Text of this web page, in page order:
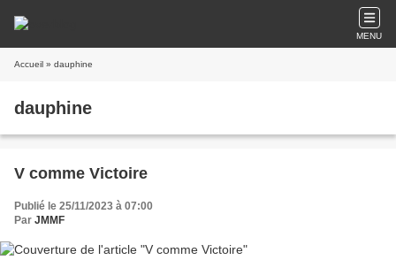
MENU
Accueil » dauphine
dauphine
V comme Victoire
Publié le 25/11/2023 à 07:00
Par JMMF